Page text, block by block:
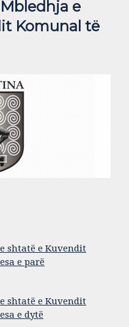
e
Komunal të
shtatë e Kuvendit
e parë
shtatë e Kuvendit
e dytë